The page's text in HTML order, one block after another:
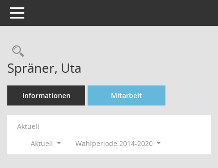
Toggle navigation
Rechercheauswahl
Spräner, Uta
Informationen Mitarbeit
Aktuell
Aktuell
Wahlperiode 2014-2020